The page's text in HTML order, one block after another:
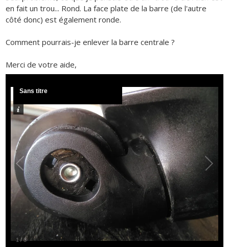
en fait un trou... Rond. La face plate de la barre (de l'autre
côté donc) est également ronde.
Comment pourrais-je enlever la barre centrale ?
Merci de votre aide,
1/3
Sans titre